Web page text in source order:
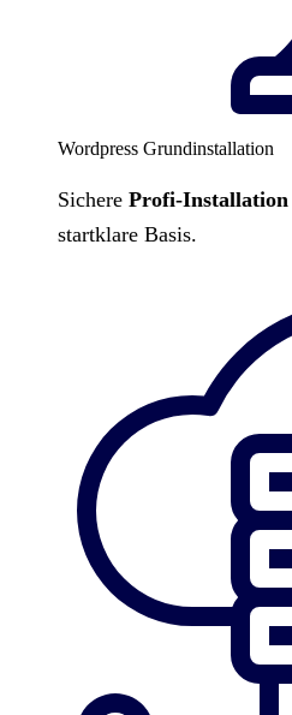
Wordpress Grundinstallation
Sichere Profi-Installation
startklare Basis.